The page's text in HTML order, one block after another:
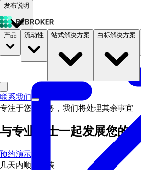
发布说明
文档 定价 B2STORE
产品 流动性 站式解决方案 白标解决方案
联系我们
专注于您的业务，我们将处理其余事宜
与专业人士一起发展您的c
预约演示
几天内顺利安装